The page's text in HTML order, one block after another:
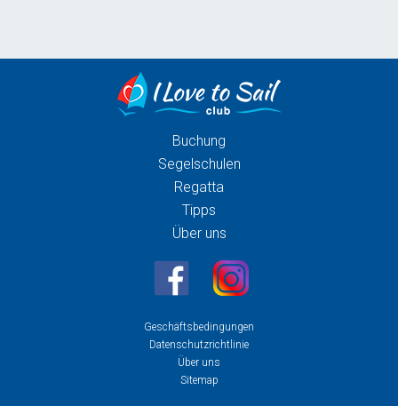
Buchung
Segelschulen
Regatta
Tipps
Über uns
Geschäftsbedingungen
Datenschutzrichtlinie
Über uns
Sitemap